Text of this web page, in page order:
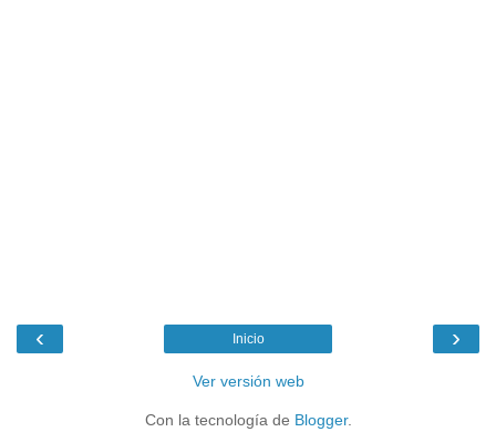
‹ ›
Inicio
Ver versión web
Con la tecnología de Blogger.